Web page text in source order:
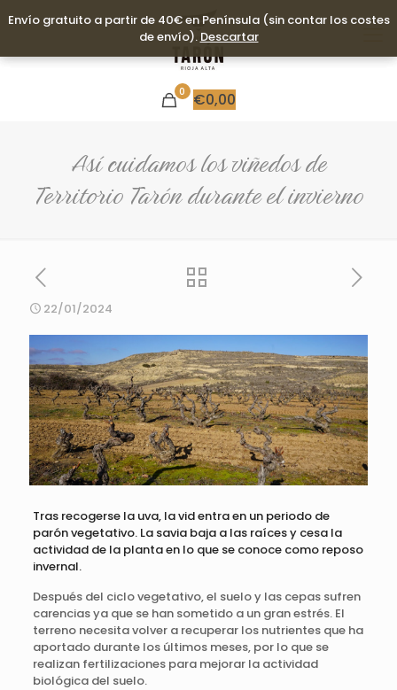
0 €0,00
Así cuidamos los viñedos de
Territorio Tarón durante el invierno
22/01/2024
Tras recogerse la uva, la vid entra en un periodo de
parón vegetativo. La savia baja a las raíces y cesa la
actividad de la planta en lo que se conoce como reposo
invernal.
Después del ciclo vegetativo, el suelo y las cepas sufren
carencias ya que se han sometido a un gran estrés. El
terreno necesita volver a recuperar los nutrientes que ha
aportado durante los últimos meses, por lo que se
realizan fertilizaciones para mejorar la actividad
biológica del suelo.
Envío gratuito a partir de 40€ en Península (sin contar los costes
de envío). Descartar
Envío gratuito a partir de 40€ en Península (sin contar los costes
de envío). Descartar